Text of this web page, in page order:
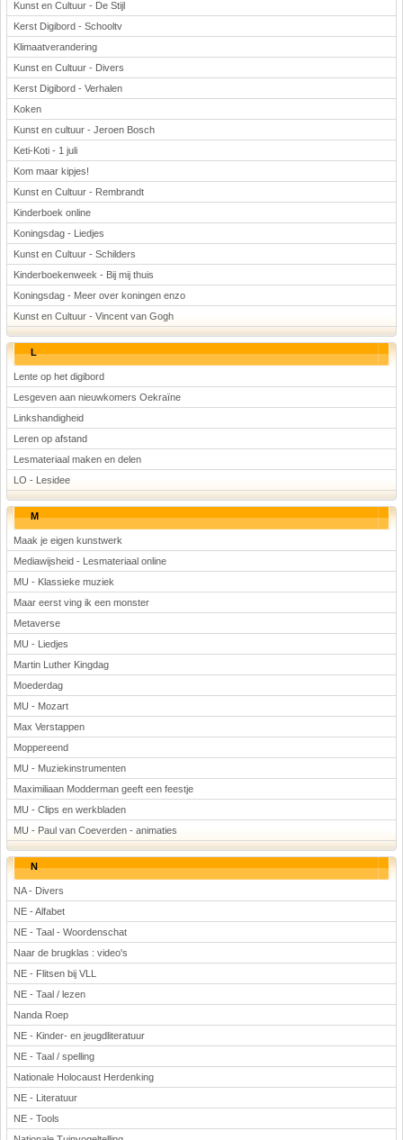
Kunst en Cultuur - De Stijl
Kerst Digibord - Schooltv
Klimaatverandering
Kunst en Cultuur - Divers
Kerst Digibord - Verhalen
Koken
Kunst en cultuur - Jeroen Bosch
Keti-Koti - 1 juli
Kom maar kipjes!
Kunst en Cultuur - Rembrandt
Kinderboek online
Koningsdag - Liedjes
Kunst en Cultuur - Schilders
Kinderboekenweek - Bij mij thuis
Koningsdag - Meer over koningen enzo
Kunst en Cultuur - Vincent van Gogh
L
Lente op het digibord
Lesgeven aan nieuwkomers Oekraïne
Linkshandigheid
Leren op afstand
Lesmateriaal maken en delen
LO - Lesidee
M
Maak je eigen kunstwerk
Mediawijsheid - Lesmateriaal online
MU - Klassieke muziek
Maar eerst ving ik een monster
Metaverse
MU - Liedjes
Martin Luther Kingdag
Moederdag
MU - Mozart
Max Verstappen
Moppereend
MU - Muziekinstrumenten
Maximiliaan Modderman geeft een feestje
MU - Clips en werkbladen
MU - Paul van Coeverden - animaties
N
NA - Divers
NE - Alfabet
NE - Taal - Woordenschat
Naar de brugklas : video's
NE - Flitsen bij VLL
NE - Taal / lezen
Nanda Roep
NE - Kinder- en jeugdliteratuur
NE - Taal / spelling
Nationale Holocaust Herdenking
NE - Literatuur
NE - Tools